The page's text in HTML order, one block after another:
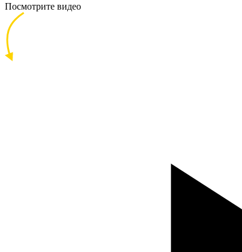
Посмотрите видео